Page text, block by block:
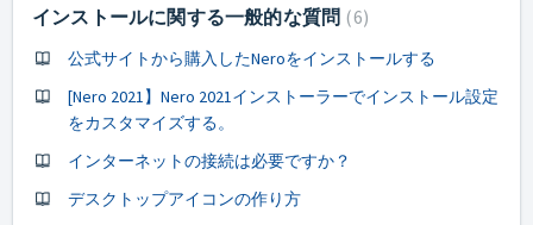
インストールに関する一般的な質問 6
公式サイトから購入したNeroをインストールする
[Nero 2021】Nero 2021インストーラーでインストール設定
をカスタマイズする。
インターネットの接続は必要ですか？
デスクトップアイコンの作り方